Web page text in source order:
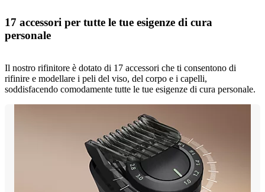
17 accessori per tutte le tue esigenze di cura
personale
Il nostro rifinitore è dotato di 17 accessori che ti consentono di
rifinire e modellare i peli del viso, del corpo e i capelli,
soddisfacendo comodamente tutte le tue esigenze di cura personale.